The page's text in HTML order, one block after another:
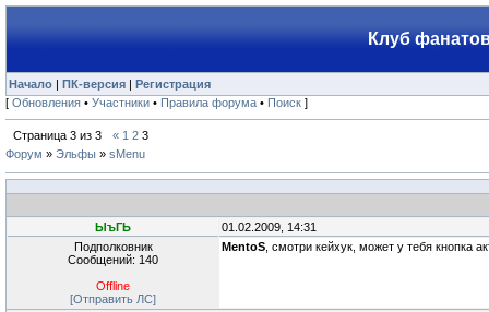
Клуб
Начало | ПК-версия | Регистрация
[ Обновления • Участники • Правила форума • Поиск ]
Страница 3 из 3 « 1 2 3
Форум » Эльфы » sMenu
ЫъГЬ
01.02.2009, 14:31
Подполковник
Сообщений: 140
Offline
[Отправить ЛС]
MentoS , смотри кейхук, может у тебя кнопка